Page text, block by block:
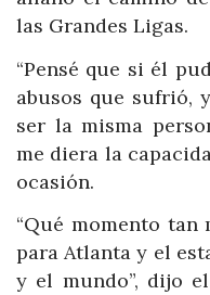
las Grandes Ligas.
“Pensé que si él
abusos que sufrió,
ser la misma
me diera la
ocasión.
“Qué momento tan
para Atlanta y el
y el mundo”, dijo